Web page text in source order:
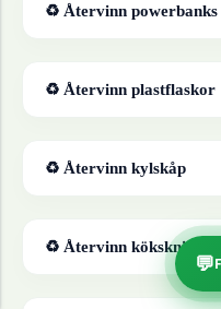
♻ Återvinn powerbanks
♻ Återvinn plastflaskor
♻ Återvinn kylskåp
♻ Återvinn köksknivar
💬